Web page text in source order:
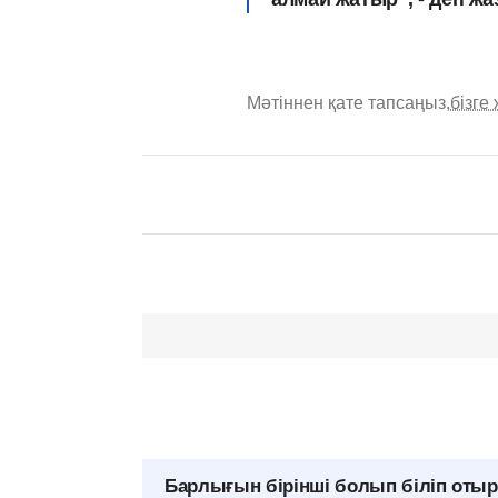
Мәтіннен қате тапсаңыз,
Барлығын бірінші болып біліп